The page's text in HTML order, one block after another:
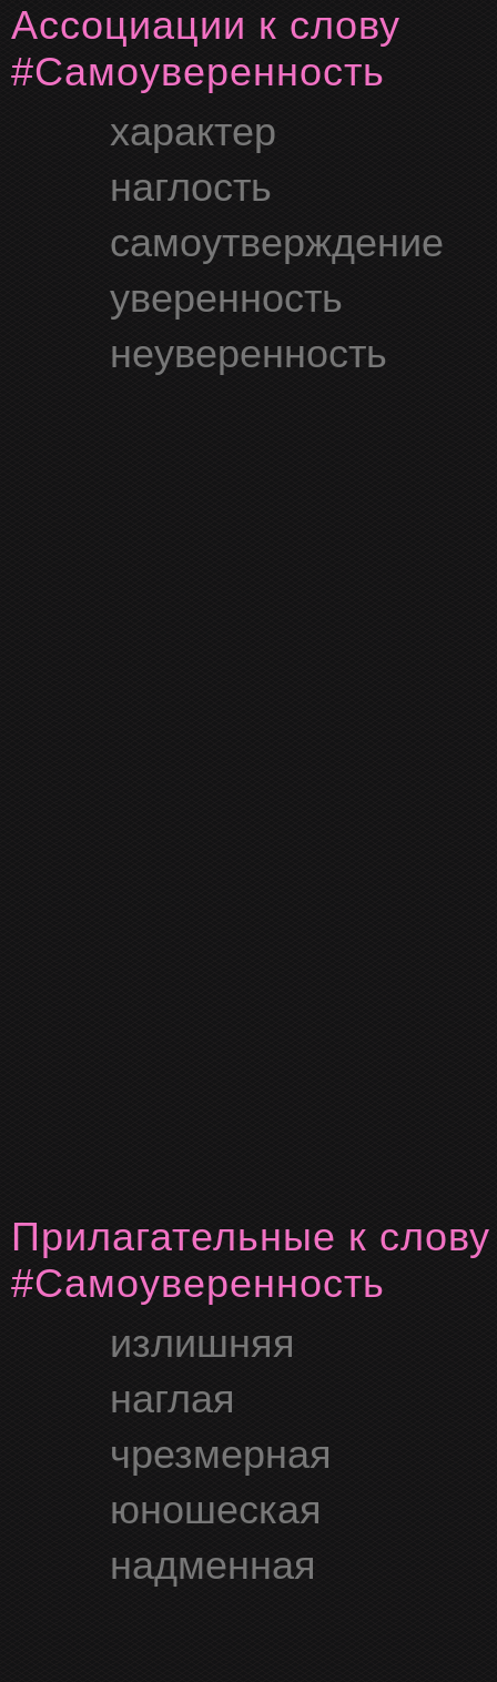
Ассоциации к слову
#Самоуверенность
характер
наглость
самоутверждение
уверенность
неуверенность
Прилагательные к слову
#Самоуверенность
излишняя
наглая
чрезмерная
юношеская
надменная